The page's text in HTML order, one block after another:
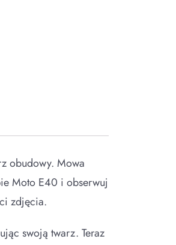
obudowy. Mowa
Moto E40 i obserwuj
zdjęcia.
swoją twarz. Teraz